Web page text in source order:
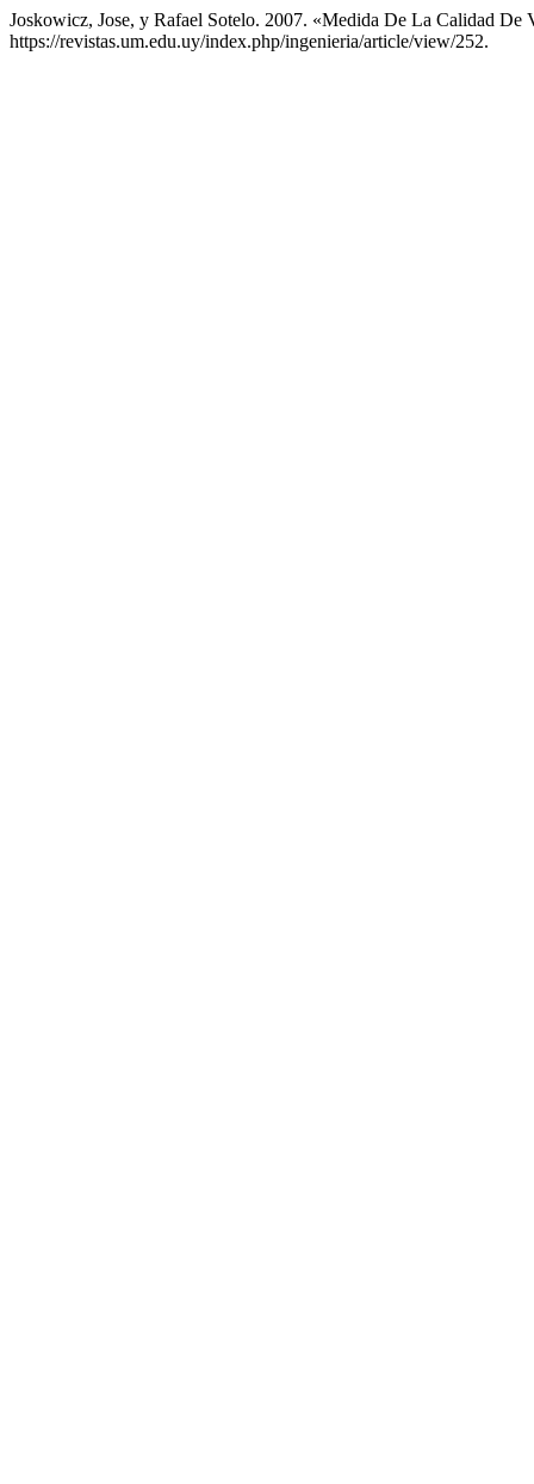
Joskowicz, Jose, y Rafael Sotelo. 2007. «Medida De La Calidad De
https://revistas.um.edu.uy/index.php/ingenieria/article/view/252.